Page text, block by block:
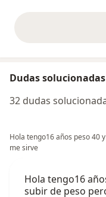
Dudas solucionadas
32 dudas
Hola tengo16 años peso 40
me sirve
Hola tengo16
subir de peso